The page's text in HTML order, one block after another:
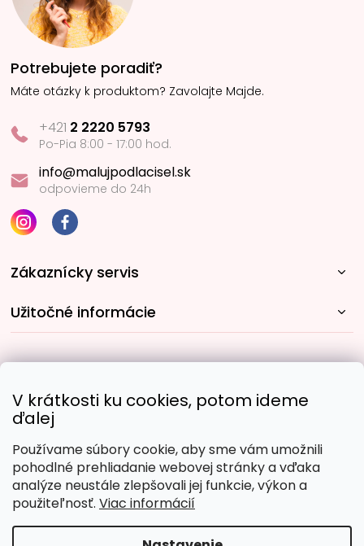
V krátkosti ku cookies, potom ideme
ďalej
Používame súbory cookie, aby sme vám umožnili
pohodlné prehliadanie webovej stránky a vďaka
analýze neustále zlepšovali jej funkcie, výkon a
použiteľnosť. Viac informácií
Potrebujete poradiť?
Máte otázky k produktom? Zavolajte Majde.
+421 2 2220 5793
Po-Pia 8:00 - 17:00 hod.
info@malujpodlacisel.sk
odpovieme do 24h
Zákaznícky servis
Užitočné informácie
Obľúbené spôsoby platby: